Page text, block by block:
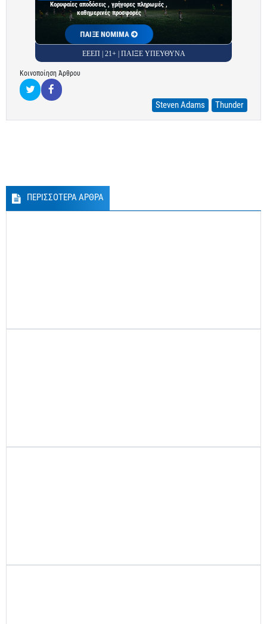
Κορυφαίες αποδόσεις , γρήγορες πληρωμές ,
καθημερινές προσφορές
ΠΑΙΞΕ ΝΟΜΙΜΑ
ΕΕΕΠ | 21+ | ΠΑΙΞΕ ΥΠΕΥΘΥΝΑ
Κοινοποίηση Άρθρου
Steven Adams Thunder
ΠΕΡΙΣΣΟΤΕΡΑ ΑΡΘΡΑ